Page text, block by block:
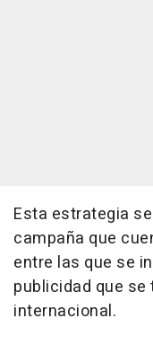
Esta estrategia
campaña que
entre las que se
publicidad que
internacional.